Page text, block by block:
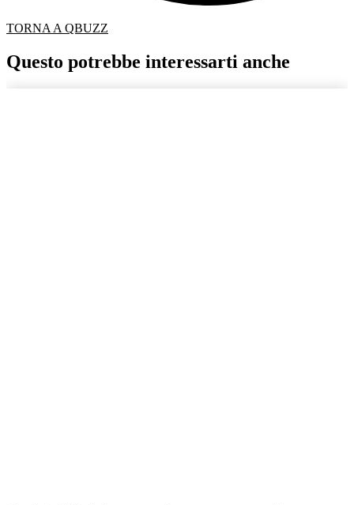
TORNA A QBUZZ
Questo potrebbe interessarti anche